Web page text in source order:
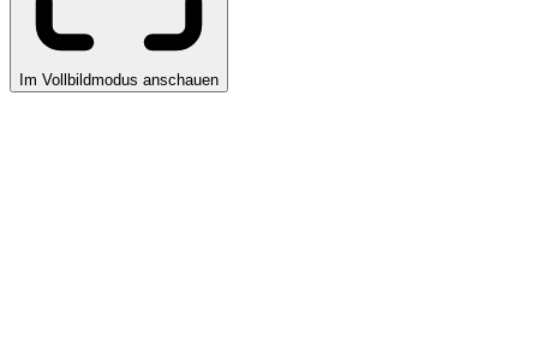
Im Vollbildmodus anschauen